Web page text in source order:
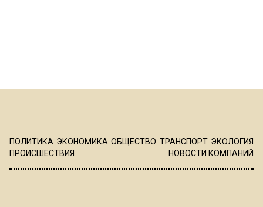
ПОЛИТИКА ЭКОНОМИКА ОБЩЕСТВО ТРАНСПОРТ ЭКОЛОГИЯ
ПРОИСШЕСТВИЯ
НОВОСТИ КОМПАНИЙ